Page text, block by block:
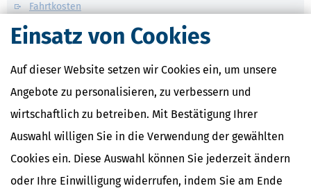
Einsatz von Cookies
Auf dieser Website setzen wir Cookies ein, um unsere
Angebote zu personalisieren, zu verbessern und
wirtschaftlich zu betreiben. Mit Bestätigung Ihrer
Auswahl willigen Sie in die Verwendung der gewählten
Cookies ein. Diese Auswahl können Sie jederzeit ändern
oder Ihre Einwilligung widerrufen, indem Sie am Ende
Fahrtkosten